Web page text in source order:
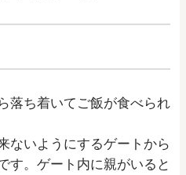
落ち着いてご飯が食べられ
ないようにするゲートから
す。ゲート内に親がいると